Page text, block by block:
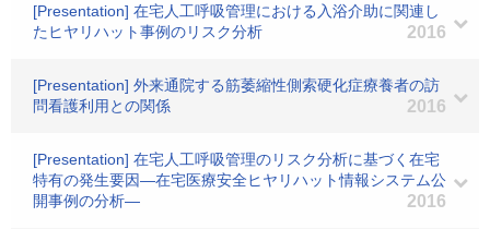
[Presentation] 在宅人工呼吸管理における入浴介助に関連し
たヒヤリハット事例のリスク分析
2016
[Presentation] 外来通院する筋萎縮性側索硬化症療養者の訪
問看護利用との関係
2016
[Presentation] 在宅人工呼吸管理のリスク分析に基づく在宅
特有の発生要因―在宅医療安全ヒヤリハット情報システム公
開事例の分析―
2016